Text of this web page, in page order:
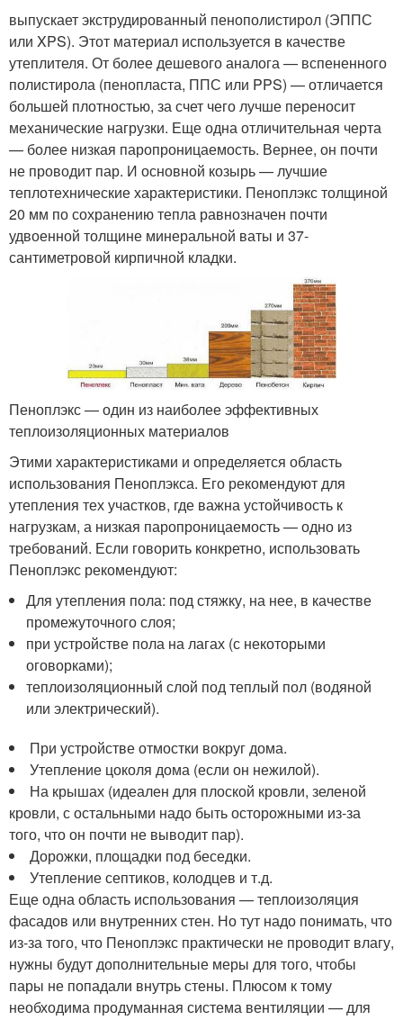
выпускает экструдированный пенополистирол (ЭППС
или XPS). Этот материал используется в качестве
утеплителя. От более дешевого аналога — вспененного
полистирола (пенопласта, ППС или PPS) — отличается
большей плотностью, за счет чего лучше переносит
механические нагрузки. Еще одна отличительная черта
— более низкая паропроницаемость. Вернее, он почти
не проводит пар. И основной козырь — лучшие
теплотехнические характеристики. Пеноплэкс толщиной
20 мм по сохранению тепла равнозначен почти
удвоенной толщине минеральной ваты и 37-
сантиметровой кирпичной кладки.
Пеноплэкс — один из наиболее эффективных
теплоизоляционных материалов
Этими характеристиками и определяется область
использования Пеноплэкса. Его рекомендуют для
утепления тех участков, где важна устойчивость к
нагрузкам, а низкая паропроницаемость — одно из
требований. Если говорить конкретно, использовать
Пеноплэкс рекомендуют:
Для утепления пола: под стяжку, на нее, в качестве
промежуточного слоя;
при устройстве пола на лагах (с некоторыми
оговорками);
теплоизоляционный слой под теплый пол (водяной
или электрический).
При устройстве отмостки вокруг дома.
Утепление цоколя дома (если он нежилой).
На крышах (идеален для плоской кровли, зеленой
кровли, с остальными надо быть осторожными из-за
того, что он почти не выводит пар).
Дорожки, площадки под беседки.
Утепление септиков, колодцев и т.д.
Еще одна область использования — теплоизоляция
фасадов или внутренних стен. Но тут надо понимать, что
из-за того, что Пеноплэкс практически не проводит влагу,
нужны будут дополнительные меры для того, чтобы
пары не попадали внутрь стены. Плюсом к тому
необходима продуманная система вентиляции — для